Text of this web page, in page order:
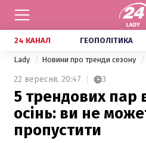
24 КАНАЛ ГЕОПОЛІТИКА
Lady Новини про тренди сезону
22 вересня, 20:47 3
5 трендових пар
осінь: ви не
пропустити